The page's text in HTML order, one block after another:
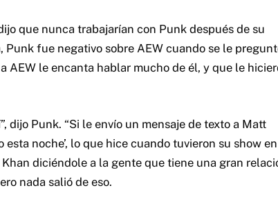
que nunca trabajarían con Punk después de su
Punk fue negativo sobre AEW cuando se le
AEW le encanta hablar mucho de él, y que le
dijo Punk. “Si le envío un mensaje de texto a Matt
noche’, lo que hice cuando tuvieron su show
diciéndole a la gente que tiene una gran
nada salió de eso.